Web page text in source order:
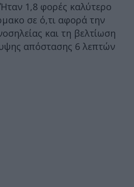
1,8 φορές καλύτερο
σε ό,τι αφορά την
και τη βελτίωση
απόστασης 6 λεπτών